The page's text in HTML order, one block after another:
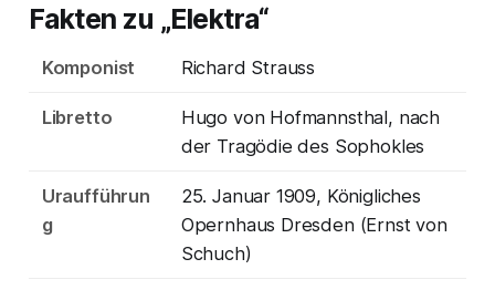
Fakten zu „Elektra“
Komponist Richard Strauss
Libretto
Hugo von Hofmannsthal, nach
der Tragödie des Sophokles
Uraufführun
g
25. Januar 1909, Königliches
Opernhaus Dresden (Ernst von
Schuch)